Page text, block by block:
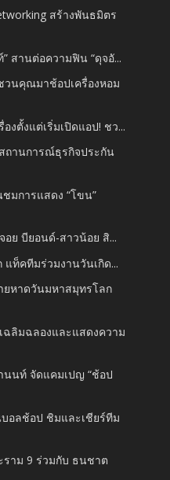
สร้างพันธมิตร
สานต่อความฟิน “ดุจอั...
วนคุณมาช้อปเครื่องหอม
งตั้งแต่เริ่มเปิดแอป! ชว...
ถานการณ์ธุรกิจประกัน
ชมการแสดง “โขน”
ย​ บียอนด์-สาวน้อย​ สิ...
ท็คทีมร่วมงานวันเกิด...
ยหาดวันมหาสมุทรโลก
ฉลิมฉลองและแสดงความ
นนท์ จัดแคมเปญ “ช้อป
บอลช้อป ชิมและเชียร์ทีม
ราม 9 ร่วมกับ ธนชาต